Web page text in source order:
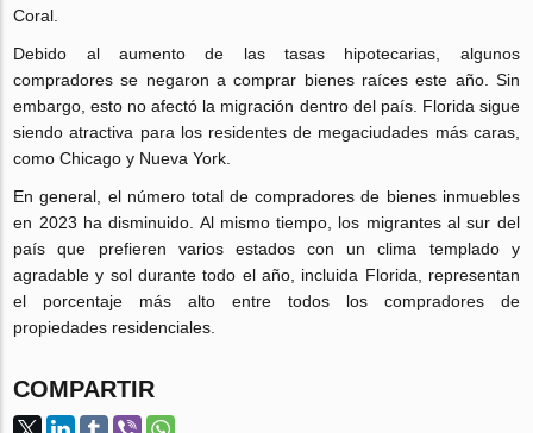
Coral.
Debido al aumento de las tasas hipotecarias, algunos
compradores se negaron a comprar bienes raíces este año. Sin
embargo, esto no afectó la migración dentro del país. Florida sigue
siendo atractiva para los residentes de megaciudades más caras,
como Chicago y Nueva York.
En general, el número total de compradores de bienes inmuebles
en 2023 ha disminuido. Al mismo tiempo, los migrantes al sur del
país que prefieren varios estados con un clima templado y
agradable y sol durante todo el año, incluida Florida, representan
el porcentaje más alto entre todos los compradores de
propiedades residenciales.
COMPARTIR